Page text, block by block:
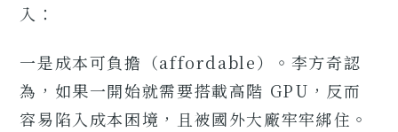
入：
一是成本可負擔（affordable）。李方奇認
為，如果一開始就需要搭載高階 GPU，反而
容易陷入成本困境，且被國外大廠牢牢綁住。